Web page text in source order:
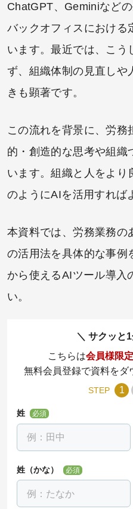
ChatGPT、Geminiなど
バックオフィスにおける
います。最近では、こう
ず、組織体制の⾒直しや
きも顕著です。
この流れを背景に、労務
的・創造的な思考や組織
います。組織と人をより
のようにAIを活用すれば
本資料では、労務業務の
の活用法を具体的な事例
から使えるAIツール導入
い。
サクッと1
こちらは会員様限定
無料会員登録で資料をダ
STEP 1
姓 必須
姓（かな） 必須